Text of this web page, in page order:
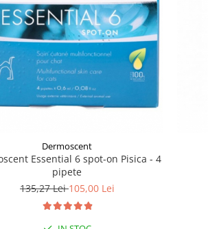
Dermoscent
Essential 6 spot-on Pisica - 4
pipete
135,27 Lei105,00 Lei